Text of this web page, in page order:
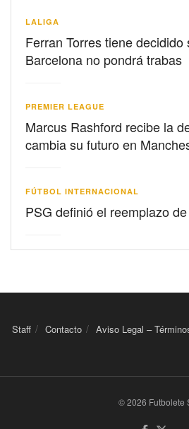
LALIGA
Ferran Torres tiene decidido
Barcelona no pondrá trabas
PREMIER LEAGUE
Marcus Rashford recibe la
cambia su futuro en
FÚTBOL INTERNACIONAL
PSG definió el reemplazo
Staff Contacto Aviso Legal –
© 2026 Futbolete